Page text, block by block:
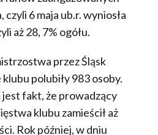
6 maja ub.r. wyniosła
aż 28, 7% ogółu.
przez Śląsk
polubiły 983 osoby.
fakt, że prowadzący
klubu zamieścił aż
Rok później, w dniu